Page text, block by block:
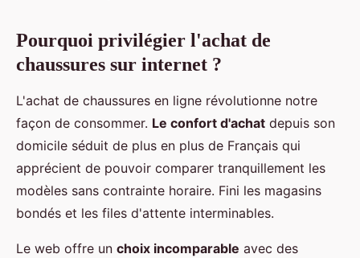
Pourquoi privilégier l'achat de
chaussures sur internet ?
L'achat de chaussures en ligne révolutionne notre
façon de consommer. Le confort d'achat depuis son
domicile séduit de plus en plus de Français qui
apprécient de pouvoir comparer tranquillement les
modèles sans contrainte horaire. Fini les magasins
bondés et les files d'attente interminables.
Le web offre un choix incomparable avec des